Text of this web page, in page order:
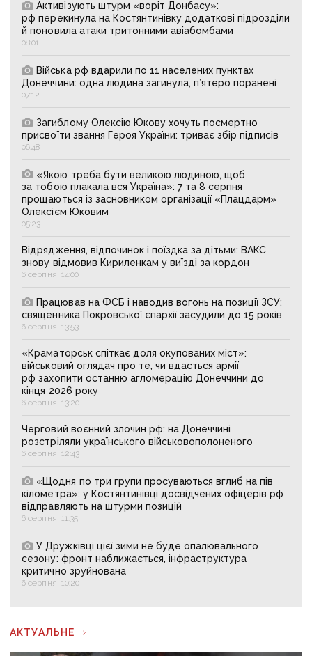
Активізують штурм «воріт Донбасу»:
рф перекинула на Костянтинівку додаткові підрозділи
й поновила атаки тритонними авіабомбами
08:01
Війська рф вдарили по 11 населених пунктах
Донеччини: одна людина загинула, п’ятеро поранені
07:12
Загиблому Олексію Юкову хочуть посмертно
присвоїти звання Героя України: триває збір підписів
06:48
«Якою треба бути великою людиною, щоб
за тобою плакала вся Україна»: 7 та 8 серпня
прощаються із засновником організації «Плацдарм»
Олексієм Юковим
05:23
Відрядження, відпочинок і поїздка за дітьми: ВАКС
знову відмовив Кириленкам у виїзді за кордон
6 серпня, 14:00
Працював на ФСБ і наводив вогонь на позиції ЗСУ:
священника Покровської єпархії засудили до 15 років
6 серпня, 13:53
«Краматорськ спіткає доля окупованих міст»:
військовий оглядач про те, чи вдасться армії
рф захопити останню агломерацію Донеччини до
кінця 2026 року
6 серпня, 13:20
Черговий воєнний злочин рф: на Донеччині
розстріляли українського військовополоненого
6 серпня, 12:43
«Щодня по три групи просуваються вглиб на пів
кілометра»: у Костянтинівці досвідчених офіцерів рф
відправляють на штурми позицій
6 серпня, 11:35
У Дружківці цієї зими не буде опалювального
сезону: фронт наближається, інфраструктура
критично зруйнована
6 серпня, 10:20
АКТУАЛЬНЕ